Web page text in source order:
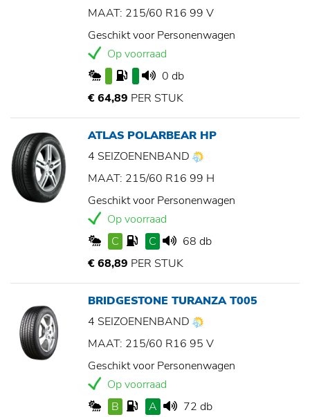
MAAT: 215/60 R16 99 V
Geschikt voor Personenwagen
Op voorraad
0 db
€ 64,89 PER STUK
ATLAS POLARBEAR HP
4 SEIZOENENBAND
MAAT: 215/60 R16 99 H
Geschikt voor Personenwagen
Op voorraad
C
C
68 db
€ 68,89 PER STUK
BRIDGESTONE TURANZA T005
4 SEIZOENENBAND
MAAT: 215/60 R16 95 V
Geschikt voor Personenwagen
Op voorraad
B
A 72 db